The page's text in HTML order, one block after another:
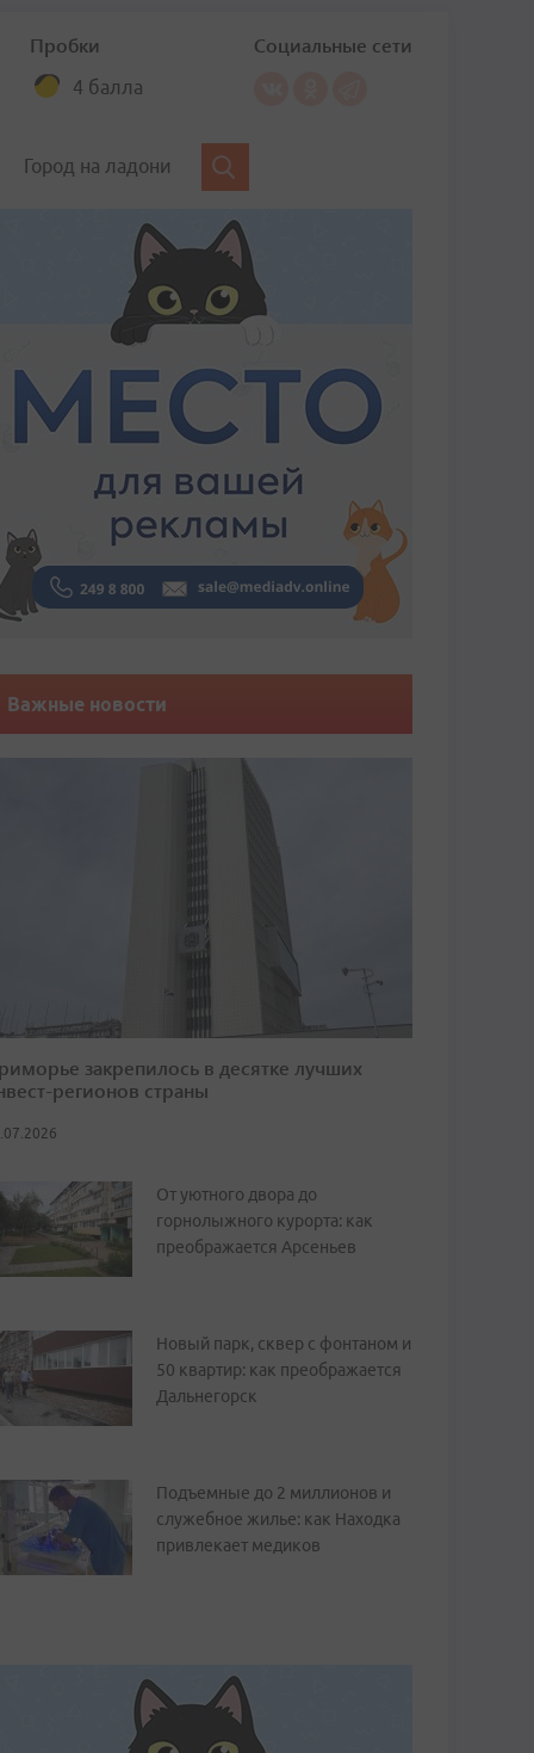
Пробки
4 балла
Социальные сети
Город на ладони
Важные новости
закрепилось в десятке лучших
регионов страны
От уютного двора до
горнолыжного курорта: как
преображается Арсеньев
Новый парк, сквер с фонтаном и
50 квартир: как преображается
Дальнегорск
Подъемные до 2 миллионов и
служебное жилье: как Находка
привлекает медиков